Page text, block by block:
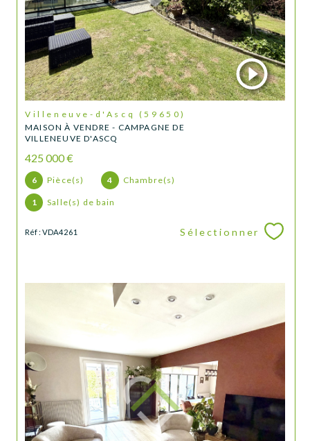
Villeneuve-d'Ascq (59650)
MAISON À VENDRE - CAMPAGNE DE
VILLENEUVE D'ASCQ
425 000 €
6 Pièce(s) 4 Chambre(s)
1 Salle(s) de bain
Réf : VDA4261 Sélectionner